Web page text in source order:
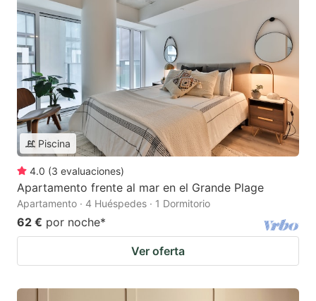
Piscina
4.0 (3 evaluaciones)
Apartamento frente al mar en el Grande Plage
Apartamento · 4 Huéspedes · 1 Dormitorio
62 € por noche*
Ver oferta